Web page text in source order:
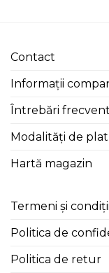
Contact
Informații
Întrebări
Modalități de
Hartă magazin
Termeni și condiții
Politica de
Politica de retur